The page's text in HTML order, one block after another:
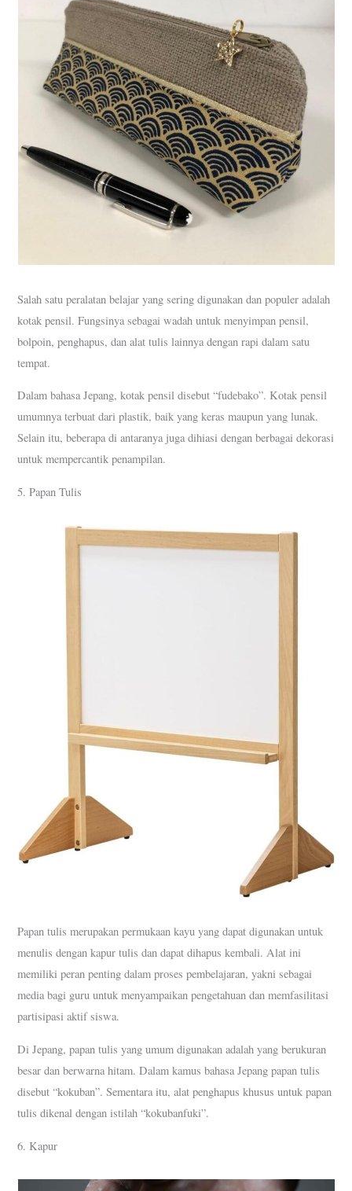
Salah satu peralatan belajar yang sering digunakan dan populer adalah
kotak pensil. Fungsinya sebagai wadah untuk menyimpan pensil,
bolpoin, penghapus, dan alat tulis lainnya dengan rapi dalam satu
tempat.
Dalam bahasa Jepang, kotak pensil disebut “fudebako”. Kotak pensil
umumnya terbuat dari plastik, baik yang keras maupun yang lunak.
Selain itu, beberapa di antaranya juga dihiasi dengan berbagai dekorasi
untuk mempercantik penampilan.
5. Papan Tulis
Papan tulis merupakan permukaan kayu yang dapat digunakan untuk
menulis dengan kapur tulis dan dapat dihapus kembali. Alat ini
memiliki peran penting dalam proses pembelajaran, yakni sebagai
media bagi guru untuk menyampaikan pengetahuan dan memfasilitasi
partisipasi aktif siswa.
Di Jepang, papan tulis yang umum digunakan adalah yang berukuran
besar dan berwarna hitam. Dalam kamus bahasa Jepang papan tulis
disebut “kokuban”. Sementara itu, alat penghapus khusus untuk papan
tulis dikenal dengan istilah “kokubanfuki”.
6. Kapur